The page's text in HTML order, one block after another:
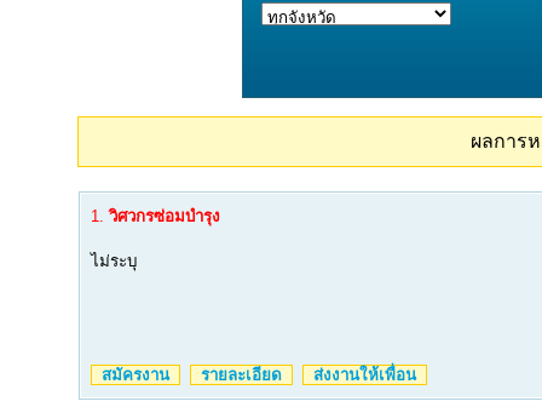
ผลการ
1. วิศวกรซ่อมบำรุง
ไม่ระบุ
สมัครงาน รายละเอียด ส่งงานให้เพื่อน